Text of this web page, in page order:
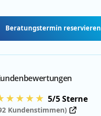
Beratungstermin reservieren
5/5 Sterne
Kundenstimmen)